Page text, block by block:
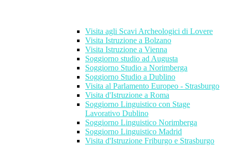
Visita agli Scavi Archeologici di Lovere
Visita Istruzione a Bolzano
Visita Istruzione a Vienna
Soggiorno studio ad Augusta
Soggiorno Studio a Norimberga
Soggiorno Studio a Dublino
Visita al Parlamento Europeo - Strasburgo
Visita d'Istruzione a Roma
Soggiorno Linguistico con Stage
Lavorativo Dublino
Soggiorno Linguistico Norimberga
Soggiorno Linguistico Madrid
Visita d'Istruzione Friburgo e Strasburgo